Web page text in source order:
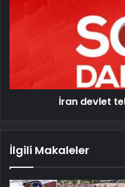
İran devlet
İlgili Makaleler